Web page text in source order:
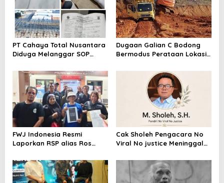
PT Cahaya Total Nusantara
Diduga Melanggar SOP
Kerja Hingga meninggal
Dunia, Kluarga Korban
Merasa Di abaikan
Dugaan Galian C Bodong
Bermodus Perataan Lokasi
Riau Akan Tinjauan Lokasi
FWJ Indonesia Resmi
Laporkan RSP alias Ros
Cak Sholeh Pengacara No
Viral No justice Meninggal